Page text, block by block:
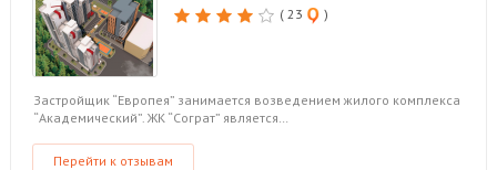
( 23 )
Застройщик “Европея” занимается возведением жилого комплекса
“Академический”. ЖК “Сограт” является…
Перейти к отзывам